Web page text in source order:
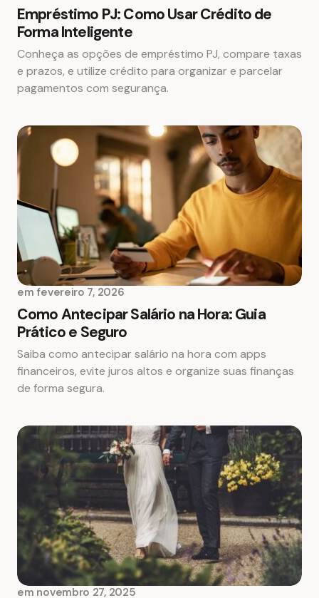
Empréstimo PJ: Como Usar Crédito de
Forma Inteligente
Conheça as opções de empréstimo PJ, compare taxas
e prazos, e utilize crédito para organizar e parcelar
pagamentos com segurança.
em fevereiro 7, 2026
Como Antecipar Salário na Hora: Guia
Prático e Seguro
Saiba como antecipar salário na hora com apps
financeiros, evite juros altos e organize suas finanças
de forma segura.
em novembro 27, 2025